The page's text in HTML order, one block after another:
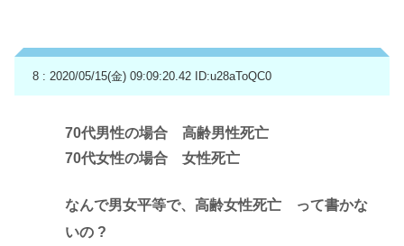
8 : 2020/05/15(金) 09:09:20.42 ID:u28aToQC0
70代男性の場合 高齢男性死亡
70代女性の場合 女性死亡
なんで男女平等で、高齢女性死亡 って書かな
いの ?